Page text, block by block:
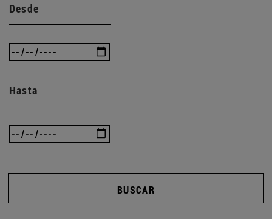
Desde
Hasta
BUSCAR